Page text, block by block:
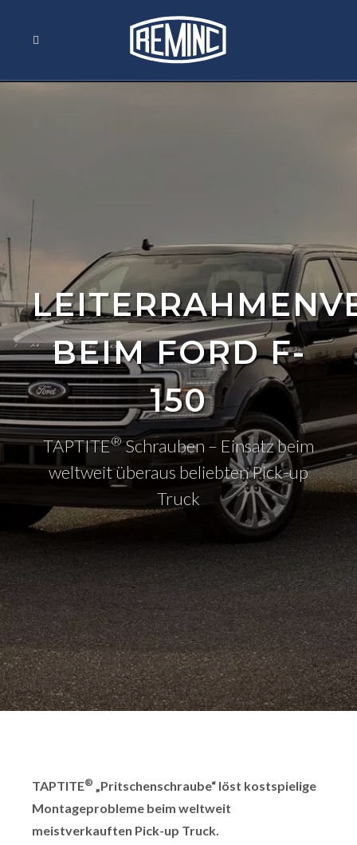
BEIM FORD F-
150
TAPTITE®Schrauben – Einsatz beim
weltweit überaus beliebten Pick-up
Truck
TAPTITE® „Pritschenschraube“ löst kostspielige
Montageprobleme beim weltweit
meistverkauften Pick-up Truck.